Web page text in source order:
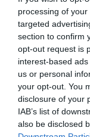
processing of
targeted
section to confirm
opt-out request is
interest-based
us or personal
your opt-out. You
disclosure of your
IAB’s list of
also be disclosed
SZYBKI KONTAKT
WAŻNE
POLECANE